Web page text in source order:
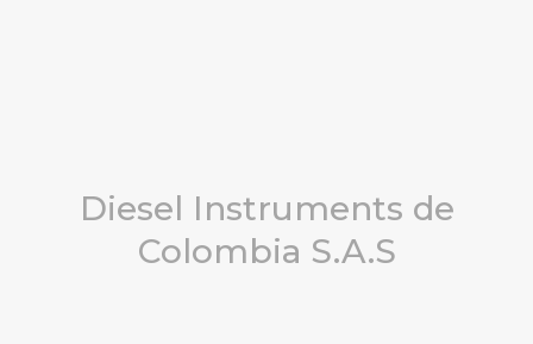
Diesel Instruments de
Colombia S.A.S